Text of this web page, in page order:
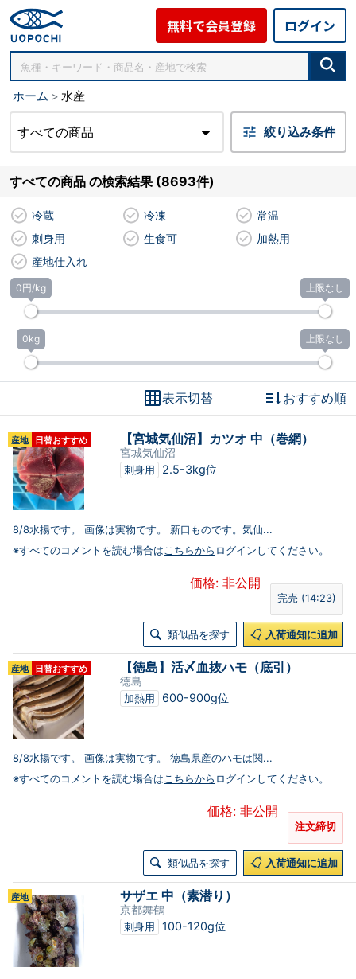
無料で会員登録 ログイン
ホーム 水産
すべての商品 絞り込み条件
すべての商品 の検索結果 (8693件)
冷蔵 冷凍
常温
刺身用
生食可
加熱用
産地仕入れ
0円/kg 上限なし
0kg 上限なし
表示切替 おすすめ順
産地 日替おすすめ 【宮城気仙沼】カツオ 中（巻網）
宮城気仙沼
刺身用 2.5-3kg位
8/8水揚です。 画像は実物です。 新口ものです。気仙...
※すべてのコメントを読む場合はこちらから ログインしてください。
価格: 非公開
完売 (14:23)
類似品を探す 入荷通知に追加
産地 日替おすすめ 【徳島】活〆血抜ハモ（底引）
徳島
加熱用 600-900g位
8/8水揚です。 画像は実物です。 徳島県産のハモは関...
※すべてのコメントを読む場合はこちらから ログインしてください。
価格: 非公開
注文締切
類似品を探す 入荷通知に追加
産地 サザエ 中（素潜り）
京都舞鶴
刺身用 100-120g位